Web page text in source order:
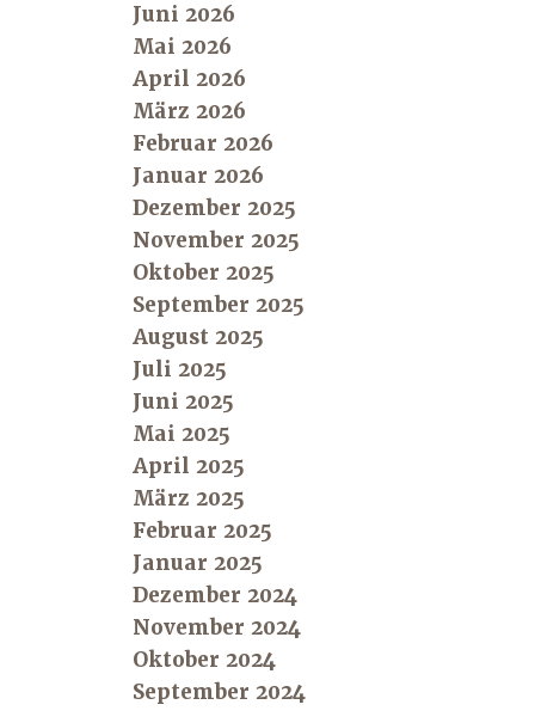
Juni 2026
Mai 2026
April 2026
März 2026
Februar 2026
Januar 2026
Dezember 2025
November 2025
Oktober 2025
September 2025
August 2025
Juli 2025
Juni 2025
Mai 2025
April 2025
März 2025
Februar 2025
Januar 2025
Dezember 2024
November 2024
Oktober 2024
September 2024